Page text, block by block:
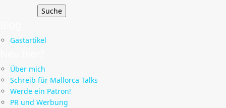
Gastartikel
Über mich
Schreib für Mallorca Talks
Werde ein Patron!
PR und Werbung